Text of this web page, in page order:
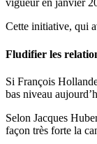
vigueur en janvier
Cette initiative, qui
Fludifier les
Si François
bas niveau
Selon Jacques
façon très forte la